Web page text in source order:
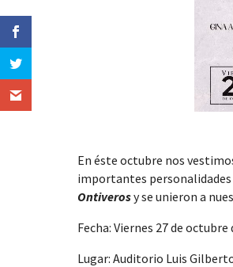
En éste octubre nos
importantes personalidades
Ontiverosy se unieron a
Fecha: Viernes 27 de octubre
Lugar: Auditorio Luis